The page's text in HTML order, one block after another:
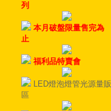
列
本月破盤限量售完為
止
福利品特賣會
LED燈泡燈管光源量販
區